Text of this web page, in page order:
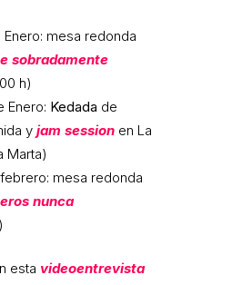
Enero: mesa redonda
sobradamente
h)
Enero: Kedada de
y jam session en La
Marta)
mesa redonda
nunca
esta videoentrevista